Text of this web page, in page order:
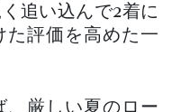
追い込んで2着に
た評価を高めた一